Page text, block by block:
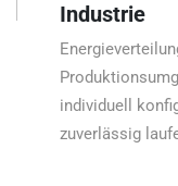
Industrie
individuell
zuverlässig